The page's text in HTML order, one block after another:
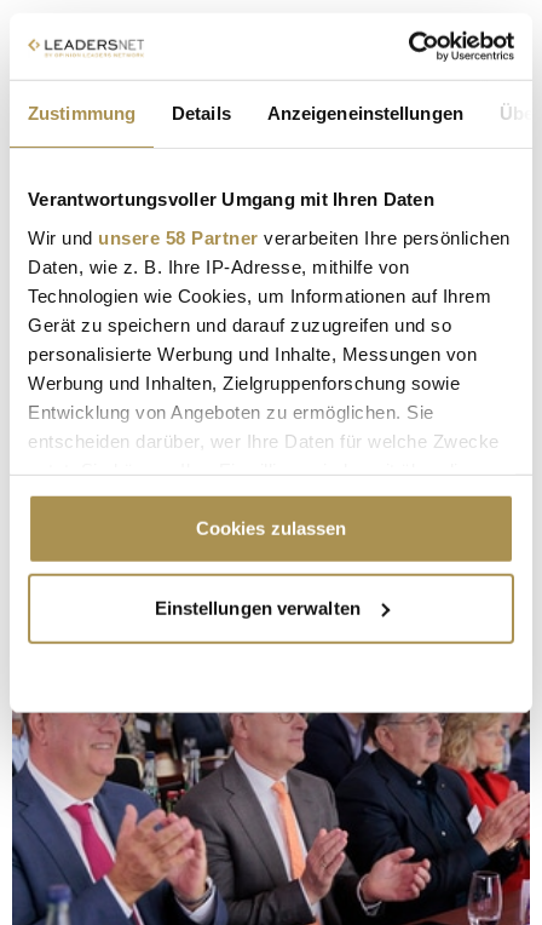
Zustimmung Details Anzeigeneinstellungen
Verantwortungsvoller Umgang mit Ihren Daten
Wir und unsere 58 Partner verarbeiten Ihre persönlichen
Daten, wie z. B. Ihre IP-Adresse, mithilfe von
Technologien wie Cookies, um Informationen auf Ihrem
Gerät zu speichern und darauf zuzugreifen und so
personalisierte Werbung und Inhalte, Messungen von
Werbung und Inhalten, Zielgruppenforschung sowie
Entwicklung von Angeboten zu ermöglichen. Sie
entscheiden darüber, wer Ihre Daten für welche Zwecke
Cookie-Erklärung oder durch Klicken auf das Privacy
Trigger Symbol ändern oder widerrufen
Informationen über Ihre geografische Lage
erfassen, welche bis auf einige Meter genau sein
bestimmten Merkmalen (Fingerprinting) identifizieren
Erfahren Sie mehr darüber, wie Ihre persönlichen Daten
verarbeitet werden, und legen Sie Ihre Präferenzen im
Abschnitt Einzelheiten fest.
Wir verwenden Cookies, um Inhalte und Anzeigen zu
personalisieren, Funktionen für soziale Medien anbieten
Cookies zulassen
Einstellungen verwalten